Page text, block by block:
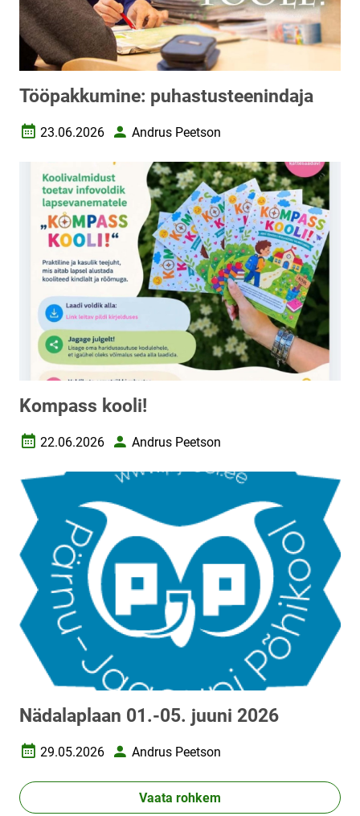
Tööpakkumine: puhastusteenindaja
Loomise kuupäev
23.06.2026 AutorAndrus Peetson
Kompass kooli!
Loomise kuupäev
22.06.2026 AutorAndrus Peetson
Nädalaplaan 01.-05. juuni 2026
Loomise kuupäev
29.05.2026 AutorAndrus Peetson
Vaata rohkem